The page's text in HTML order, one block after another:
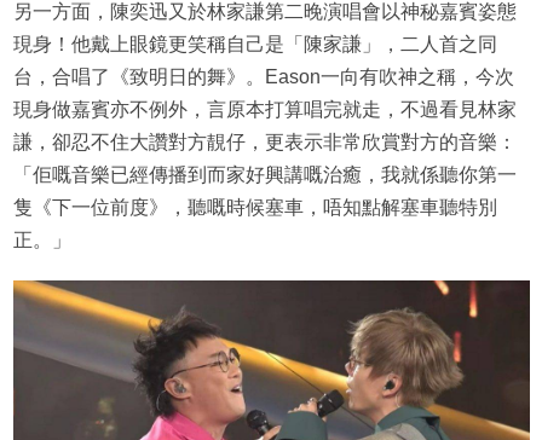
另一方面，陳奕迅又於林家謙第二晚演唱會以神秘嘉賓姿態
現身！他戴上眼鏡更笑稱自己是「陳家謙」，二人首之同
台，合唱了《致明日的舞》。Eason一向有吹神之稱，今次
現身做嘉賓亦不例外，言原本打算唱完就走，不過看見林家
謙，卻忍不住大讚對方靚仔，更表示非常欣賞對方的音樂：
「佢嘅音樂已經傳播到而家好興講嘅治癒，我就係聽你第一
隻《下一位前度》，聽嘅時候塞車，唔知點解塞車聽特別
正。」